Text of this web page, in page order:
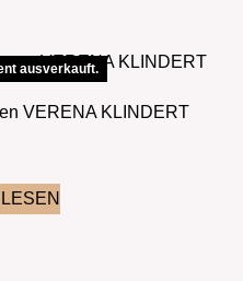
ausverkauft.
VERENA KLINDERT